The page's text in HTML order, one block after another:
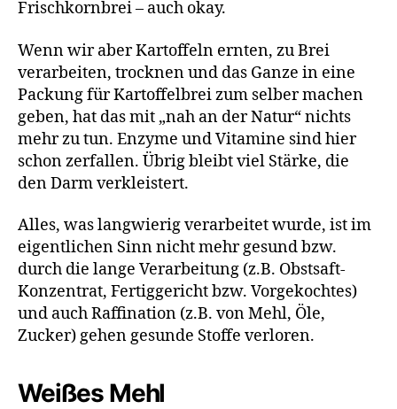
Frischkornbrei – auch okay.
Wenn wir aber Kartoffeln ernten, zu Brei
verarbeiten, trocknen und das Ganze in eine
Packung für Kartoffelbrei zum selber machen
geben, hat das mit „nah an der Natur“ nichts
mehr zu tun. Enzyme und Vitamine sind hier
schon zerfallen. Übrig bleibt viel Stärke, die
den Darm verkleistert.
Alles, was langwierig verarbeitet wurde, ist im
eigentlichen Sinn nicht mehr gesund bzw.
durch die lange Verarbeitung (z.B. Obstsaft-
Konzentrat, Fertiggericht bzw. Vorgekochtes)
und auch Raffination (z.B. von Mehl, Öle,
Zucker) gehen gesunde Stoffe verloren.
Weißes Mehl